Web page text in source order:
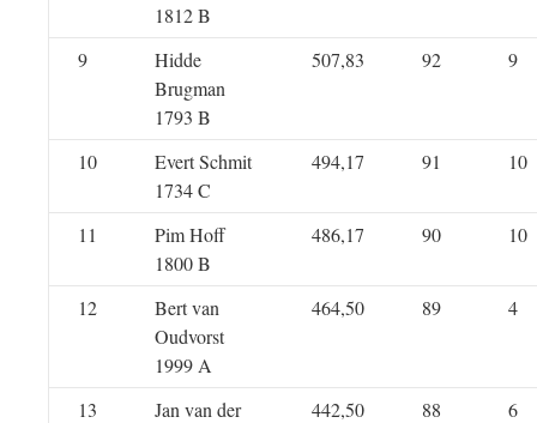
1812 B
9
Hidde
Brugman
1793 B
507,83 92 9
10
Evert Schmit
1734 C
494,17 91 10
11
Pim Hoff
1800 B
486,17 90 10
12
Bert van
Oudvorst
1999 A
464,50 89 4
13
Jan van der
442,50 88 6